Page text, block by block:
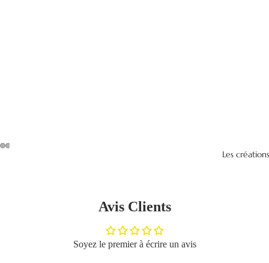
Les
Avis Clients
Soyez le premier à écrire un avis